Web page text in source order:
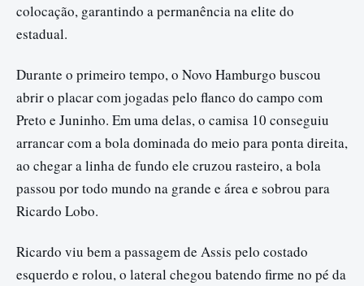
colocação, garantindo a permanência na elite do
estadual.
Durante o primeiro tempo, o Novo Hamburgo buscou
abrir o placar com jogadas pelo flanco do campo com
Preto e Juninho. Em uma delas, o camisa 10 conseguiu
arrancar com a bola dominada do meio para ponta direita,
ao chegar a linha de fundo ele cruzou rasteiro, a bola
passou por todo mundo na grande e área e sobrou para
Ricardo Lobo.
Ricardo viu bem a passagem de Assis pelo costado
esquerdo e rolou, o lateral chegou batendo firme no pé da